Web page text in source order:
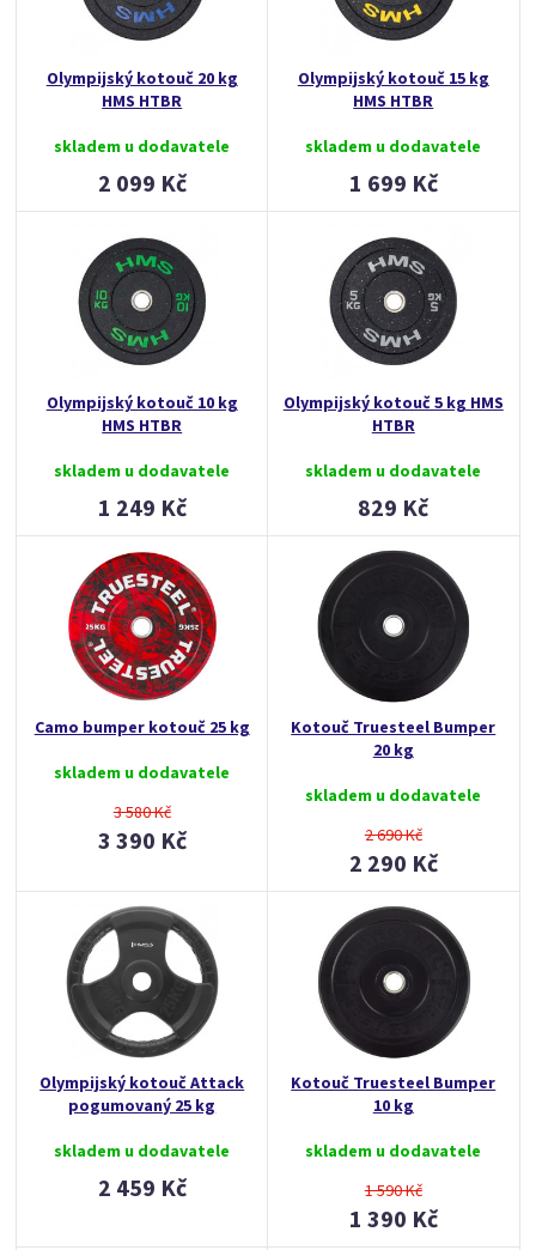
Olympijský kotouč 20 kg
HMS HTBR
skladem u dodavatele
2 099 Kč
Olympijský kotouč 15 kg
HMS HTBR
skladem u dodavatele
1 699 Kč
Olympijský kotouč 10 kg
HMS HTBR
skladem u dodavatele
1 249 Kč
Olympijský kotouč 5 kg HMS
HTBR
skladem u dodavatele
829 Kč
Camo bumper kotouč 25 kg
skladem u dodavatele
3 580 Kč
3 390 Kč
Kotouč Truesteel Bumper
20 kg
skladem u dodavatele
2 690 Kč
2 290 Kč
Olympijský kotouč Attack
pogumovaný 25 kg
skladem u dodavatele
2 459 Kč
Kotouč Truesteel Bumper
10 kg
skladem u dodavatele
1 590 Kč
1 390 Kč